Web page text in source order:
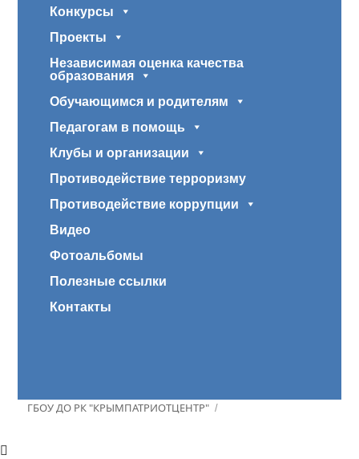
Конкурсы
Проекты
Независимая оценка качества
образования
Обучающимся и родителям
Педагогам в помощь
Клубы и организации
Противодействие терроризму
Противодействие коррупции
Видео
Фотоальбомы
Полезные ссылки
Контакты
ГБОУ ДО РК "КРЫМПАТРИОТЦЕНТР"